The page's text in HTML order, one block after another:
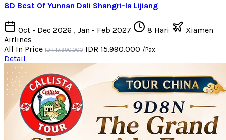
8D Best Of Yunnan Dali Shangri-la Lijiang
Oct - Dec 2026 , Jan - Feb 2027 8 Hari
Xiamen
Airlines
All In Price IDR 17.990.000 IDR 15.990.000 /Pax
Detail